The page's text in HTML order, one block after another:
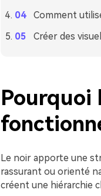
Comment
Créer des
Pourquoi
Le noir apporte une
rassurant ou orienté
créent une hiérarchie